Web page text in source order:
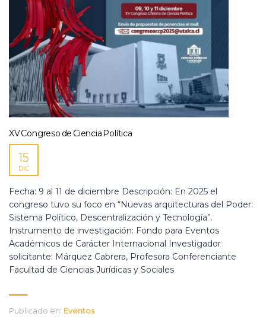
XV Congreso de Ciencia Política
15
DIC
Fecha: 9 al 11 de diciembre Descripción: En 2025 el
congreso tuvo su foco en “Nuevas arquitecturas del Poder:
Sistema Político, Descentralización y Tecnología”.
Instrumento de investigación: Fondo para Eventos
Académicos de Carácter Internacional Investigador
solicitante: Márquez Cabrera, Profesora Conferenciante
Facultad de Ciencias Jurídicas y Sociales
Publicado en: Eventos